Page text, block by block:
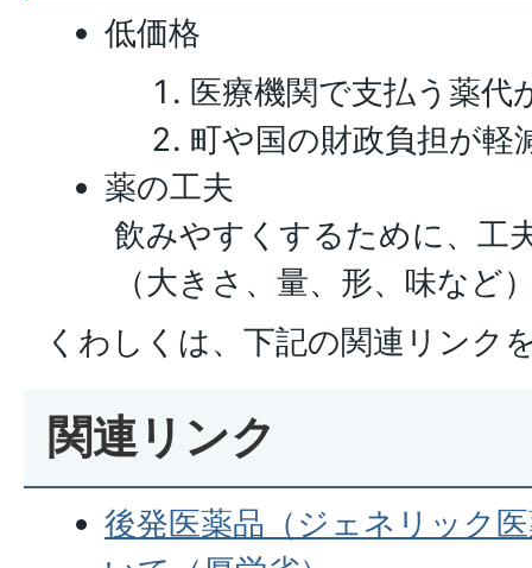
低価格
医療機関で支払う薬代
町や国の財政負担が軽
薬の工夫
飲みやすくするために、工
（大きさ、量、形、味など
くわしくは、下記の関連リンク
関連リンク
後発医薬品（ジェネリック